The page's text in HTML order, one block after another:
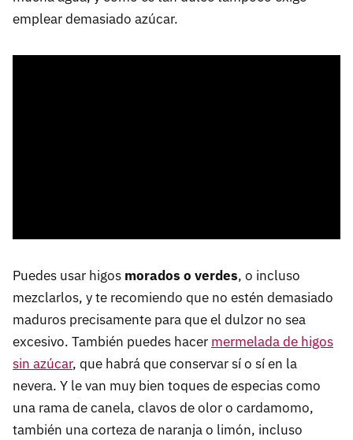
emplear demasiado azúcar.
Puedes usar higos morados o verdes, o incluso
mezclarlos, y te recomiendo que no estén demasiado
maduros precisamente para que el dulzor no sea
excesivo. También puedes hacer mermelada de higos
sin azúcar, que habrá que conservar sí o sí en la
nevera. Y le van muy bien toques de especias como
una rama de canela, clavos de olor o cardamomo,
también una corteza de naranja o limón, incluso